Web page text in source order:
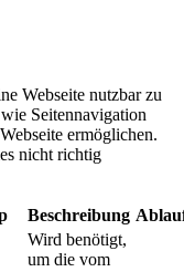
Webseite nutzbar zu
Seitennavigation
ermöglichen.
nicht richtig
Beschreibung
Wird benötigt,
um die vom